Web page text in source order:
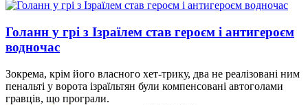
Голанн у грі з Ізраїлем став героєм і антигероєм
водночас
Зокрема, крім його власного хет-трику, два не реалізовані ним
пенальті у ворота ізраїльтян були компенсовані автоголами
гравців, що програли.